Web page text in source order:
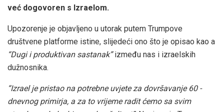
već dogovoren s Izraelom.
Upozorenje je objavljeno u utorak putem Trumpove
društvene platforme istine, slijedeći ono što je opisao kao a
“Dugi i produktivan sastanak”između nas i izraelskih
dužnosnika.
“Izrael je pristao na potrebne uvjete za dovršavanje 60 -
dnevnog primirja, a za to vrijeme radit ćemo sa svim